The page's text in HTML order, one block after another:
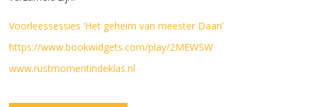
Voorleessessies ‘Het geheim van meester Daan’
https://www.bookwidgets.com/play/2MEWSW
www.rustmomentindeklas.nl